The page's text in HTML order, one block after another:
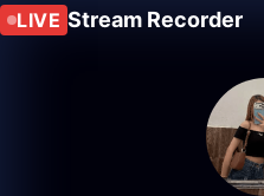
LIVE Stream Recorder